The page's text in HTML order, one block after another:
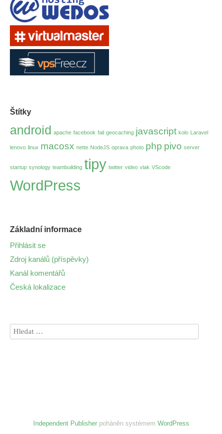
Štítky
android apache facebook fail geocaching javascript kolo Laravel
lenovo linux macosx nette NodeJS oprava photo php pivo server
startup synology teambuilding tipy twitter video vlak VScode
WordPress
Základní informace
Přihlásit se
Zdroj kanálů (příspěvky)
Kanál komentářů
Česká lokalizace
Independent Publisherpoháněn systémem WordPress